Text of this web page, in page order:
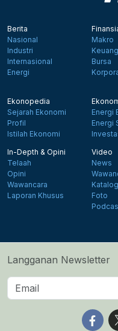
Berita
Nasional
Industri
Internasional
Energi
Makro
Bursa
Ekonopedia
Sejarah Ekonomi
Profil
Istilah Ekonomi
Energi
Energi
In-Depth & Opini
Telaah
Opini
Wawancara
Laporan Khusus
Video
News
Foto
Langganan Newsletter